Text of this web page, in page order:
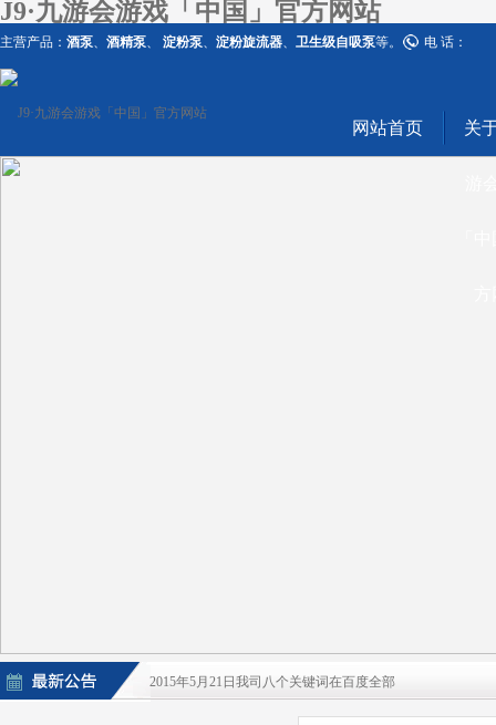
J9·九游会游戏「中国」官方网站
主营产品： 酒泵、 酒精泵、 淀粉泵、 淀粉旋流器、 卫生级自吸泵等。 电 话：
网站首页 关
2015年5月21日我司八个关键词在百度全部
2015年5月21日酒泵百度排名上升